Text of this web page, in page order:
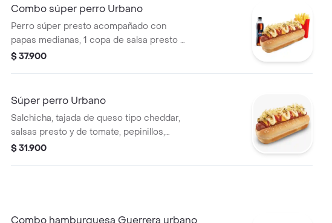
Combo súper perro Urbano
Perro súper presto acompañado con
papas medianas, 1 copa de salsa presto y
bebida de 400 ml
$ 37.900
Súper perro Urbano
Salchicha, tajada de queso tipo cheddar,
salsas presto y de tomate, pepinillos,
cebolla y papa perro
$ 31.900
Combo hamburguesa Guerrera urbano